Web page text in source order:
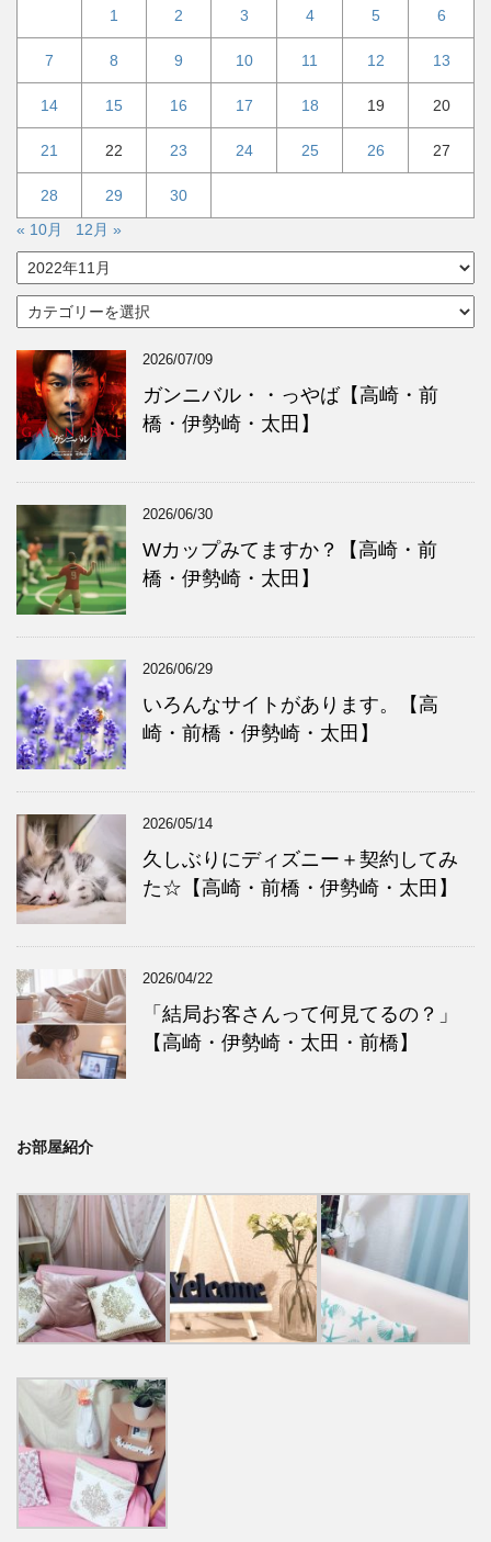
1 2 3 4 5 6
7 8 9 10 11 12 13
14 15 16 17 18 19 20
21 22 23 24 25 26 27
28 29
30
« 10月
12月 »
ア
ー
カ
イ
ブ
カ
テ
ゴ
ー
2026/07/09
ガンニバル・・っやば【高崎・前
橋・伊勢崎・太田】
2026/06/30
Wカップみてますか？【高崎・前
橋・伊勢崎・太田】
2026/06/29
いろんなサイトがあります。【高
崎・前橋・伊勢崎・太田】
2026/05/14
久しぶりにディズニー＋契約してみ
た☆【高崎・前橋・伊勢崎・太田】
2026/04/22
「結局お客さんって何見てるの？」
【高崎・伊勢崎・太田・前橋】
お部屋紹介